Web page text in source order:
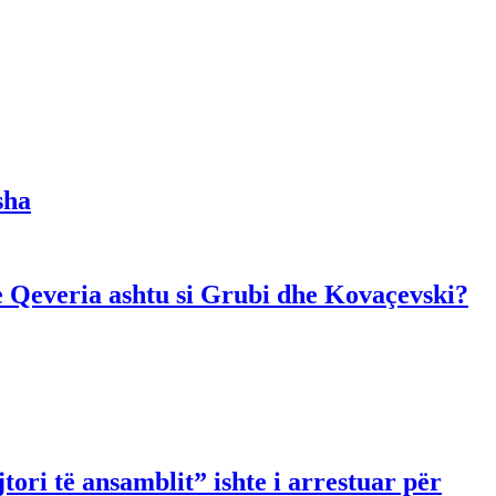
ashtu si Grubi dhe Kovaçevski?
të ansamblit” ishte i arrestuar për